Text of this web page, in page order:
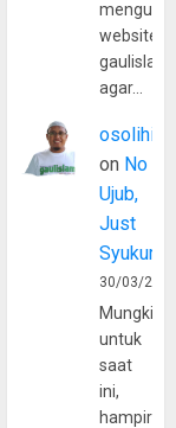
website
agar…
osolihin
on No
Ujub,
Just
Syukur
30/03/
Mungkin
untuk
saat
ini,
hampir